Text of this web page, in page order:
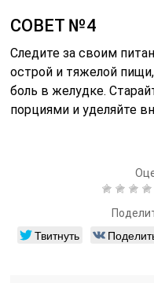
СОВЕТ №4
Следите за своим
острой и тяжелой
боль в желудке.
порциями и уделяйте
Твитнуть